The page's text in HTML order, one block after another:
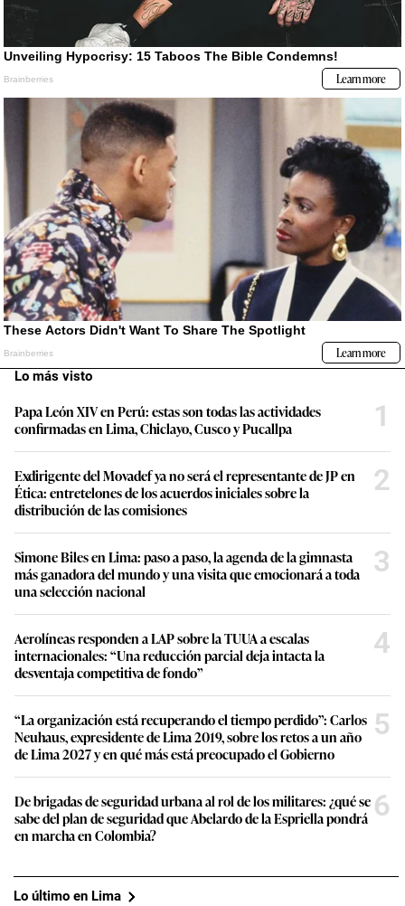
Lo más visto
Papa León XIV en Perú: estas son todas las actividades
confirmadas en Lima, Chiclayo, Cusco y Pucallpa
1
Exdirigente del Movadef ya no será el representante de JP en
Ética: entretelones de los acuerdos iniciales sobre la
distribución de las comisiones
2
Simone Biles en Lima: paso a paso, la agenda de la gimnasta
más ganadora del mundo y una visita que emocionará a toda
una selección nacional
3
Aerolíneas responden a LAP sobre la TUUA a escalas
internacionales: “Una reducción parcial deja intacta la
desventaja competitiva de fondo”
4
“La organización está recuperando el tiempo perdido”: Carlos
Neuhaus, expresidente de Lima 2019, sobre los retos a un año
de Lima 2027 y en qué más está preocupado el Gobierno
5
De brigadas de seguridad urbana al rol de los militares: ¿qué se
sabe del plan de seguridad que Abelardo de la Espriella pondrá
en marcha en Colombia?
6
Lo último en Lima